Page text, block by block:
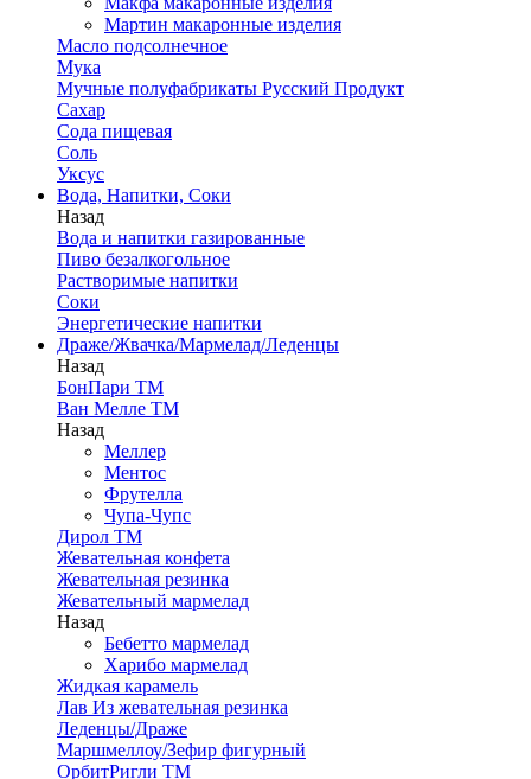
Мартин макаронные изделия
Масло подсолнечное
Мука
Мучные полуфабрикаты Русский Продукт
Сахар
Сода пищевая
Соль
Уксус
Вода, Напитки, Соки
Назад
Вода и напитки газированные
Пиво безалкогольное
Растворимые напитки
Соки
Энергетические напитки
Драже/Жвачка/Мармелад/Леденцы
Назад
БонПари ТМ
Ван Мелле ТМ
Назад
Меллер
Ментос
Фрутелла
Чупа-Чупс
Дирол ТМ
Жевательная конфета
Жевательная резинка
Жевательный мармелад
Назад
Бебетто мармелад
Харибо мармелад
Жидкая карамель
Лав Из жевательная резинка
Леденцы/Драже
Маршмеллоу/Зефир фигурный
ОрбитРигли ТМ